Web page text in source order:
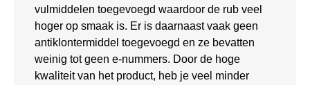
vulmiddelen toegevoegd waardoor de rub veel
hoger op smaak is. Er is daarnaast vaak geen
antiklontermiddel toegevoegd en ze bevatten
weinig tot geen e-nummers. Door de hoge
kwaliteit van het product, heb je veel minder